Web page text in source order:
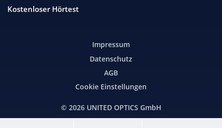
Kostenloser Hörtest
Impressum
Datenschutz
AGB
Cookie Einstellungen
© 2026 UNITED OPTICS GmbH